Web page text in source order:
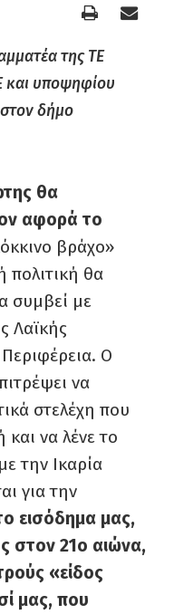
της ΤΕ
και υποψηφίου
δήμο
θα
αφορά το
βράχο»
πολιτική θα
συμβεί με
Λαϊκής
Ο
να
στελέχη που
να λένε το
την Ικαρία
για την
εισόδημα μας,
στον 21ο αιώνα,
«είδος
μας, που